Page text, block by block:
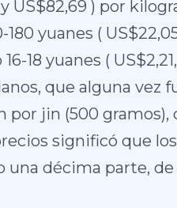
US$82,69 ) por
yuanes (
18 yuanes (
que alguna vez
por jin (500
significó que
una décima parte,